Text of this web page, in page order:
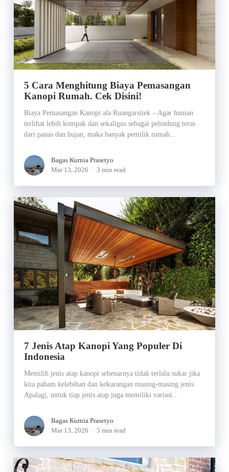
5 Cara Menghitung Biaya Pemasangan
Kanopi Rumah. Cek Disini!
Biaya Pemasangan Kanopi ala Ruangarsitek – Agar hunian
terlihat lebih kompak dan sekaligus sebagai pelindung teras
dari panas dan hujan, maka banyak pemilik rumah...
Bagas Kurnia Prasetyo
Mar 13, 2026
3 min read
7 Jenis Atap Kanopi Yang Populer Di
Indonesia
Memilih jenis atap kanopi sebenarnya tidak terlalu sukar jika
kita paham kelebihan dan kekurangan masing-masing jenis.
Apalagi, untuk tiap jenis atap juga memiliki variasi...
Bagas Kurnia Prasetyo
Mar 13, 2026
5 min read